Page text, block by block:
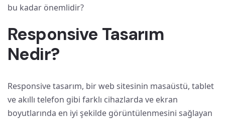
bu kadar önemlidir?
Responsive Tasarım
Nedir?
Responsive tasarım, bir web sitesinin masaüstü, tablet
ve akıllı telefon gibi farklı cihazlarda ve ekran
boyutlarında en iyi şekilde görüntülenmesini sağlayan